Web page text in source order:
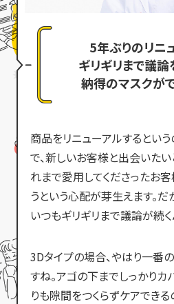
5年ぶりのリニ
ギリギリまで議論
納得のマスクが
商品をリニューアルするとい
で、新しいお客様と出会いた
れまで愛用してくださったお
うという心配が芽生えます。
いつもギリギリまで議論が続く
3Dタイプの場合、やはり一番
すね。アゴの下までしっかりカ
りも隙間をつくらずケアでき